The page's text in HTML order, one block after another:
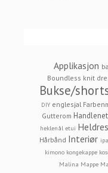
Applikasjon
Boundless knit
Bukse/
DIY englesjal
Gutterom
heklenål etui
Hårbånd Interiør
kimono kongekappe
Malina Mappe